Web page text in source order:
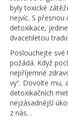
byly toxické
nejvíc. S
detoxikace,
dvacetiletou
Poslouchejte
požádá. Když
nepříjemné
vy“. Dovolte mu,
detoxikačních
nejzásadnější
z nás…